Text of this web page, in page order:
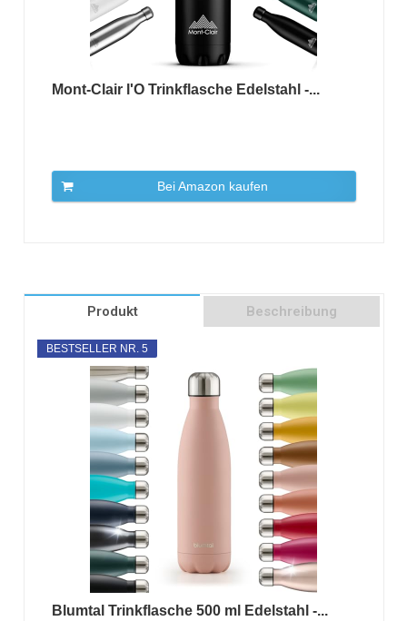
Mont-Clair l'O Trinkflasche Edelstahl -...
Bei Amazon kaufen
Produkt Beschreibung
BESTSELLER NR. 5
Blumtal Trinkflasche 500 ml Edelstahl -...